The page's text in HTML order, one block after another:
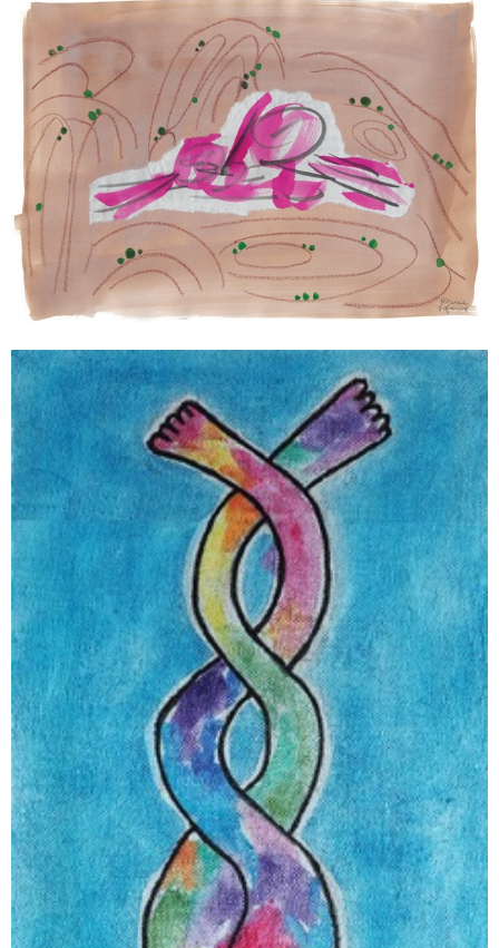
NIRVANA
AVENTURE TERRESTRE